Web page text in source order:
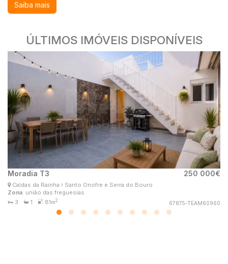
Saiba mais
ÚLTIMOS IMÓVEIS DISPONÍVEIS
Moradia T3 250 000€
Caldas da Rainha
Santo Onofre e Serra do Bouro
Zona: união das freguesias
3
1 81m2 67875-TEAM60960
Consultor Imobiliário
MaisConsultores #TeamCaldas